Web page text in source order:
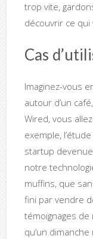
trop vite,
découvrir ce qui
Cas
Imaginez-vous
autour d’un
Wired, vous
exemple,
startup
notre
muffins, que
fini par vendre
témoignages
qu’un